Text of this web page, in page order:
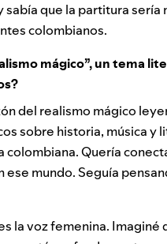
que la partitura sería
colombianos.
mágico”, un tema
del realismo mágico
sobre historia, música y
Quería
mundo. Seguía
la voz femenina. Imaginé